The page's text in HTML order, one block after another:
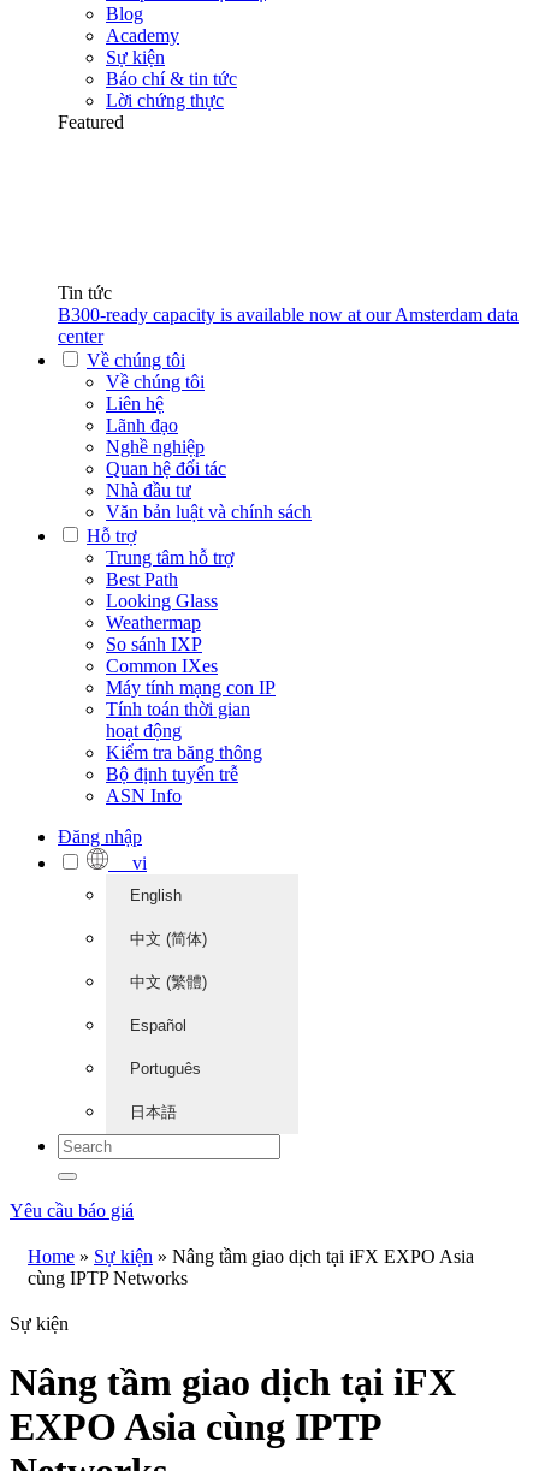
Blog
Academy
Sự kiện
Báo chí & tin tức
Lời chứng thực
Featured
Tin tức
B300-ready capacity is available now at our Amsterdam data
center
Về chúng tôi
Về chúng tôi
Liên hệ
Lãnh đạo
Nghề nghiệp
Quan hệ đối tác
Nhà đầu tư
Văn bản luật và chính sách
Hỗ trợ
Trung tâm hỗ trợ
Best Path
Looking Glass
Weathermap
So sánh IXP
Common IXes
Máy tính mạng con IP
Tính toán thời gian
hoạt động
Kiểm tra băng thông
Bộ định tuyến trễ
ASN Info
Đăng nhập
vi
English
中文 (简体)
中文 (繁體)
Español
Português
日本語
Yêu cầu báo giá
Home » Sự kiện » Nâng tầm giao dịch tại iFX EXPO Asia
cùng IPTP Networks
Sự kiện
Nâng tầm giao dịch tại iFX
EXPO Asia cùng IPTP